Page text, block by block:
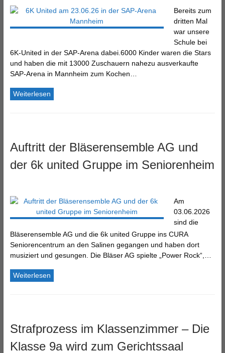
Bereits zum
dritten Mal
war unsere
Schule bei
6K-United in der SAP-Arena dabei.6000 Kinder waren die Stars
und haben die mit 13000 Zuschauern nahezu ausverkaufte
SAP-Arena in Mannheim zum Kochen…
Weiterlesen
Auftritt der Bläserensemble AG und
der 6k united Gruppe im Seniorenheim
Am
03.06.2026
sind die
Bläserensemble AG und die 6k united Gruppe ins CURA
Seniorencentrum an den Salinen gegangen und haben dort
musiziert und gesungen. Die Bläser AG spielte „Power Rock“,…
Weiterlesen
Strafprozess im Klassenzimmer – Die
Klasse 9a wird zum Gerichtssaal